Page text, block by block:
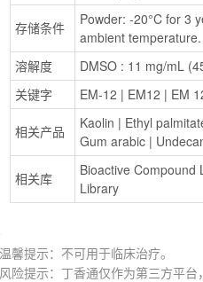
存储条件
Powder: -20°C for 3
ambient temperature.
溶解度
DMSO : 11 mg/mL
关键字
EM-12 | EM12 | EM
相关产品 Kaolin | Ethyl
Gum arabic |
相关库 Bioactive Compound
Library
温馨提示：不可用于临床治疗。
风险提示：丁香通仅作为第三方平